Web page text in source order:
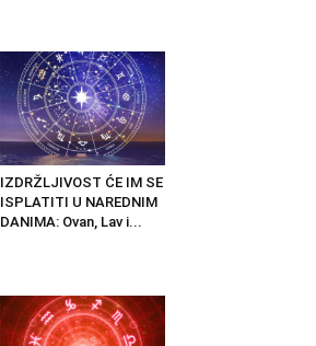
IZDRŽLJIVOST ĆE IM SE
ISPLATITI U NAREDNIM
DANIMA: Ovan, Lav i...